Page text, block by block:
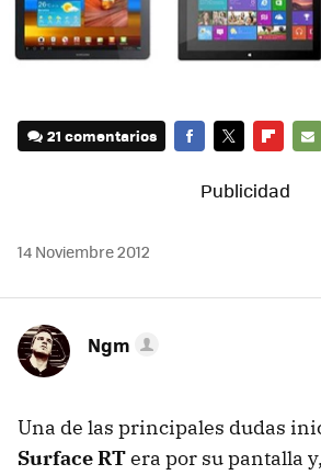
21 comentarios
14 Noviembre 2012
Ngm
Una de las principales dudas
Surface RTera por su pantalla y,